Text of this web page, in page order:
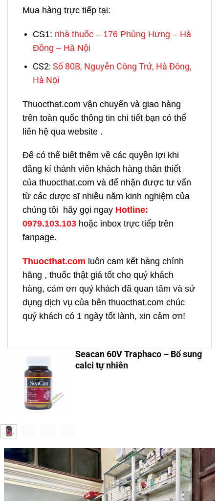
Mua hàng trực tiếp tại:
CS1: nhà thuốc – 176 Phùng Hưng – Hà
Đông – Hà Nội
CS2: Số 80B, Nguyễn Công Trứ, Hà Đông,
Hà Nội
Thuocthat.com vận chuyển và giao hàng
trên toàn quốc thông tin chi tiết bạn có thể
liên hệ qua website .
Để có thể biết thêm về các quyền lợi khi
đăng kí thành viên khách hàng thân thiết
của thuocthat.com và để nhận được tư vấn
từ các dược sĩ nhiều năm kinh nghiệm của
chúng tôi hãy gọi ngay Hotline:
0979.103.103 hoặc inbox trực tiếp trên
fanpage.
Thuocthat.com luôn cam kết hàng chính
hãng , thuốc thật giá tốt cho quý khách
hàng, cảm ơn quý khách đã quan tâm và sử
dụng dịch vụ của bên thuocthat.com chúc
quý khách có 1 ngày tốt lành, xin cảm ơn!
Seacan 60V Traphaco – Bổ sung
calci tự nhiên